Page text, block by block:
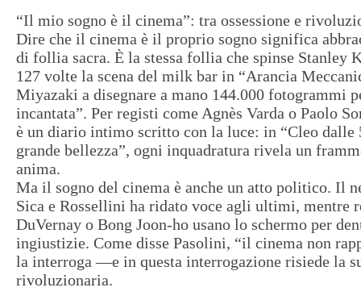
“Il mio sogno è il cinema”: tra ossessione e
Dire che il cinema è il proprio sogno significa
di follia sacra. È la stessa follia che spinse Stanley
127 volte la scena del milk bar in “Arancia
Miyazaki a disegnare a mano 144.000 fotogrammi
incantata”. Per registi come Agnès Varda o Paolo
è un diario intimo scritto con la luce: in “Cleo dalle
grande bellezza”, ogni inquadratura rivela un
anima.
Ma il sogno del cinema è anche un atto politico. Il
Sica e Rossellini ha ridato voce agli ultimi, mentre
DuVernay o Bong Joon-ho usano lo schermo per
ingiustizie. Come disse Pasolini, “il cinema non
la interroga —e in questa interrogazione risiede la
rivoluzionaria.